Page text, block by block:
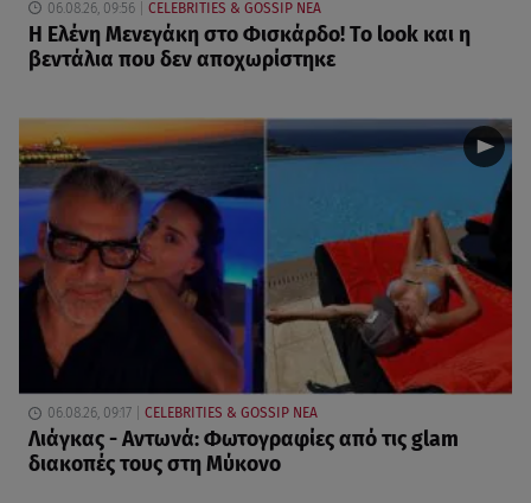
06.08.26, 09:56 CELEBRITIES & GOSSIP ΝΕΑ
Η Ελένη Μενεγάκη στο Φισκάρδο! Το look και η
βεντάλια που δεν αποχωρίστηκε
06.08.26, 09:17 CELEBRITIES & GOSSIP ΝΕΑ
Λιάγκας - Αντωνά: Φωτογραφίες από τις glam
διακοπές τους στη Μύκονο